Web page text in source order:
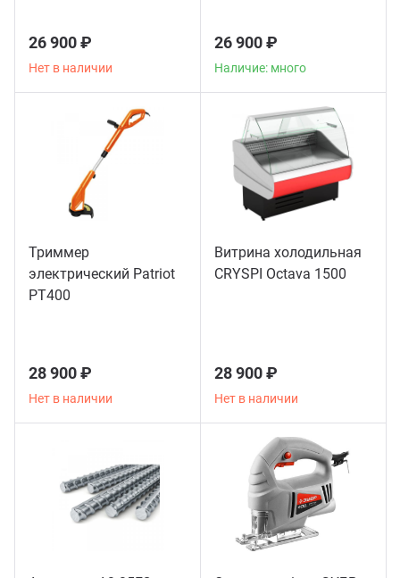
26 900 ₽
Нет в наличии
26 900 ₽
Наличие: много
Триммер
электрический Patriot
РТ400
28 900 ₽
Нет в наличии
Витрина холодильная
CRYSPI Octava 1500
28 900 ₽
Нет в наличии